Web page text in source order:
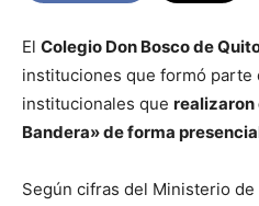
El Colegio Don Bosco de
instituciones que formó parte
institucionales que realizaron
Bandera» de forma
Según cifras del Ministerio